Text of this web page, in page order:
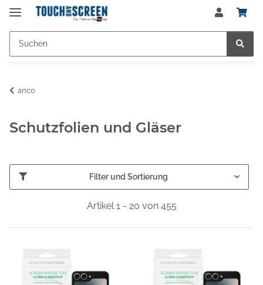
anco
Schutzfolien und Gläser
Filter und Sortierung
Artikel 1 - 20 von 455